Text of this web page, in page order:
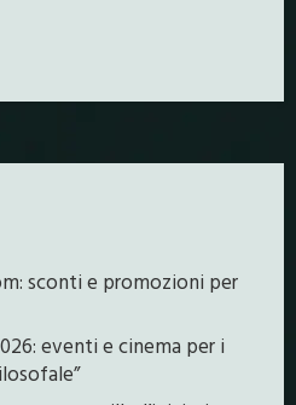
sconti e promozioni per
eventi e cinema per i